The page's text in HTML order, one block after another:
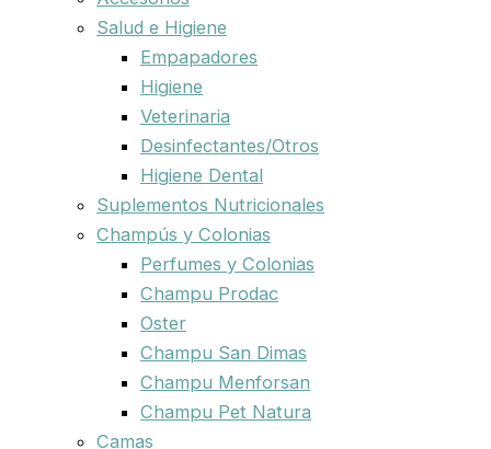
Salud e Higiene
Empapadores
Higiene
Veterinaria
Desinfectantes/Otros
Higiene Dental
Suplementos Nutricionales
Champús y Colonias
Perfumes y Colonias
Champu Prodac
Oster
Champu San Dimas
Champu Menforsan
Champu Pet Natura
Camas